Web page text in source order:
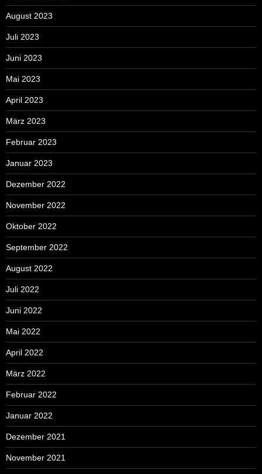
August 2023
Juli 2023
Juni 2023
Mai 2023
April 2023
März 2023
Februar 2023
Januar 2023
Dezember 2022
November 2022
Oktober 2022
September 2022
August 2022
Juli 2022
Juni 2022
Mai 2022
April 2022
März 2022
Februar 2022
Januar 2022
Dezember 2021
November 2021